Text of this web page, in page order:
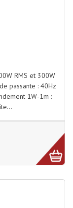
RMS et 300W
passante : 40Hz
1W-1m :